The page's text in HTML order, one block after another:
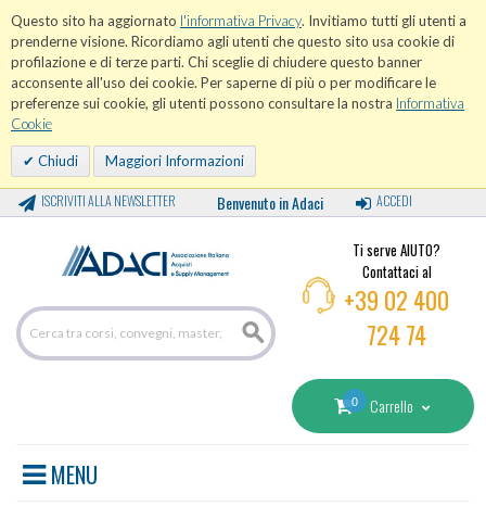
Questo sito ha aggiornato l'informativa Privacy. Invitiamo tutti gli utenti a
prenderne visione. Ricordiamo agli utenti che questo sito usa cookie di
profilazione e di terze parti. Chi sceglie di chiudere questo banner
acconsente all'uso dei cookie. Per saperne di più o per modificare le
preferenze sui cookie, gli utenti possono consultare la nostra Informativa
Cookie
Chiudi Maggiori Informazioni
ISCRIVITI ALLA NEWSLETTER Benvenuto in Adaci ACCEDI
Ti serve AIUTO?
Contattaci al
+39 02 400
724 74
0 Carrello
MENU